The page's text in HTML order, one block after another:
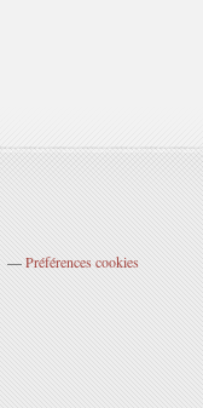
Préférences cookies